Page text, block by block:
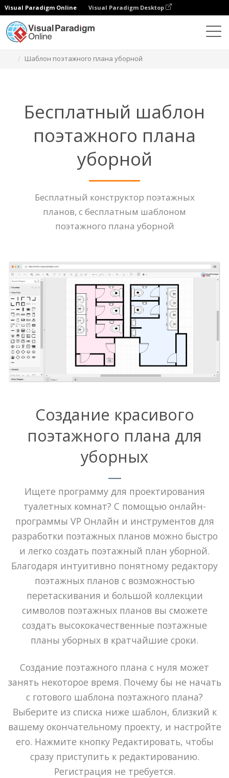
Visual Paradigm Online Visual Paradigm Desktop
Шаблон поэтажного плана уборной
Бесплатный шаблон
поэтажного плана
уборной
Бесплатный конструктор поэтажных
планов, с бесплатным шаблоном
поэтажного плана уборной
Создание красивого
поэтажного плана для
уборных
Ищете программу для проектирования
туалетных комнат? С помощью онлайн-
программы VP Онлайн и инструментов для
разработки поэтажных планов можно быстро
и легко создать поэтажный план уборной.
Благодаря интуитивно понятному редактору
поэтажных планов с возможностью
перетаскивания и большой коллекции
символов поэтажных планов вы сможете
создать высококачественные поэтажные
планы уборных в кратчайшие сроки.
Создание поэтажного плана с нуля может
занять некоторое время. Почему бы не начать
с готового шаблона поэтажного плана?
Выберите из списка ниже шаблон, близкий к
вашему окончательному проекту, и настройте
его. Нажмите кнопку Редактировать, чтобы
сразу приступить к редактированию.
Регистрация не требуется.